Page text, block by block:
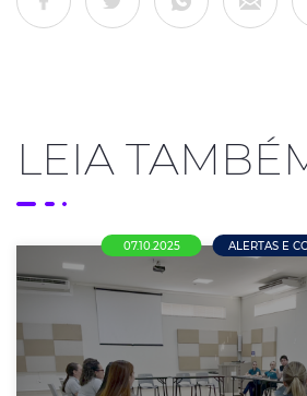
LEIA
07.10.2025 ALERTAS E
AcenmCDL, Empresas e